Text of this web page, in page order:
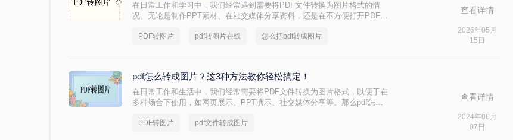
在日常工作和学习中，我们经常遇到需要将PDF文件转换为图片格式的情
况。无论是制作PPT素材、在社交媒体分享资料，还是在不方便打开PDF阅
将详细介绍4种实用的转换方法，帮助您快速掌握这项技能。
PDF转图片 pdf转图片在线 怎么把pdf转成图片
查看详情
2026年05月
15日
pdf怎么转成图片？这3种方法教你轻松搞定！
​在日常工作和生活中，我们经常需要将PDF文件转换为图片格式，以便于在
多种场合下使用，如网页展示、PPT演示、社交媒体分享等。那么pdf怎么
换。
PDF转图片 pdf文件转成图片
查看详情
2024年06月
07日